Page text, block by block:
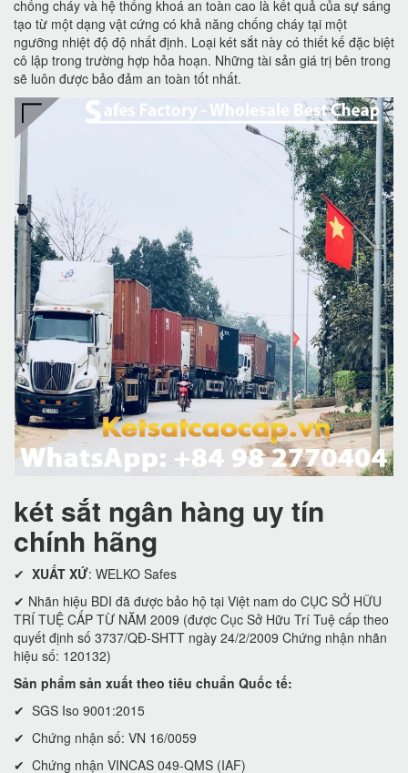
chống cháy và hệ thống khoá an toàn cao là kết quả của sự sáng
tạo từ một dạng vật cứng có khả năng chống cháy tại một
ngưỡng nhiệt độ độ nhất định. Loại két sắt này có thiết kế đặc biệt
cô lập trong trường hợp hỏa hoạn. Những tài sản giá trị bên trong
sẽ luôn được bảo đảm an toàn tốt nhất.
két sắt ngân hàng uy tín
chính hãng
✔ XUẤT XỨ: WELKO Safes
✔ Nhãn hiệu BDI đã được bảo hộ tại Việt nam do CỤC SỞ HỮU
TRÍ TUỆ CẤP TỪ NĂM 2009 (được Cục Sở Hữu Trí Tuệ cấp theo
quyết định số 3737/QĐ-SHTT ngày 24/2/2009 Chứng nhận nhãn
hiệu số: 120132)
Sản phẩm sản xuất theo tiêu chuẩn Quốc tế:
✔ SGS Iso 9001:2015
✔ Chứng nhận số: VN 16/0059
✔ Chứng nhận VINCAS 049-QMS (IAF)